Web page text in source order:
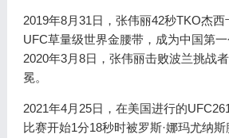
2019年8月31日，张伟丽42秒TKO杰西
UFC草量级世界金腰带，成为中国第一
2020年3月8日，张伟丽击败波兰挑战
冕。
2021年4月25日，在美国进行的
比赛开始1分18秒时被罗斯·娜玛尤纳